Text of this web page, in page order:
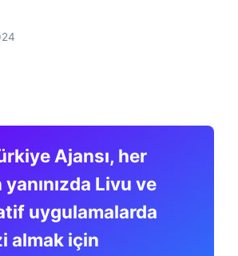
sohbet operatörlüğü
tanesidir, haftalık ödeme ile
10.000 TL ile 30.000
Ajansı, her
Livu ve
uygulamalarda
almak için